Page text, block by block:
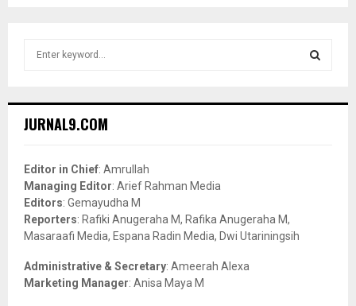
h
o
r
:
JURNAL9.COM
Editor in Chief: Amrullah
Managing Editor: Arief Rahman Media
Editors: Gemayudha M
Reporters: Rafiki Anugeraha M, Rafika Anugeraha M,
Masaraafi Media, Espana Radin Media, Dwi Utariningsih
Administrative & Secretary: Ameerah Alexa
Marketing Manager: Anisa Maya M